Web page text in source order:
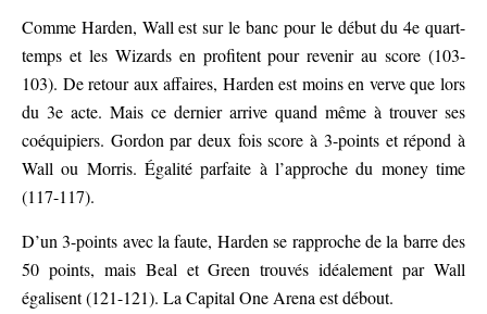
Comme Harden, Wall est sur le banc pour le début du 4e quart-
temps et les Wizards en profitent pour revenir au score (103-
103). De retour aux affaires, Harden est moins en verve que lors
du 3e acte. Mais ce dernier arrive quand même à trouver ses
coéquipiers. Gordon par deux fois score à 3-points et répond à
Wall ou Morris. Égalité parfaite à l’approche du money time
(117-117).
D’un 3-points avec la faute, Harden se rapproche de la barre des
50 points, mais Beal et Green trouvés idéalement par Wall
égalisent (121-121). La Capital One Arena est débout.